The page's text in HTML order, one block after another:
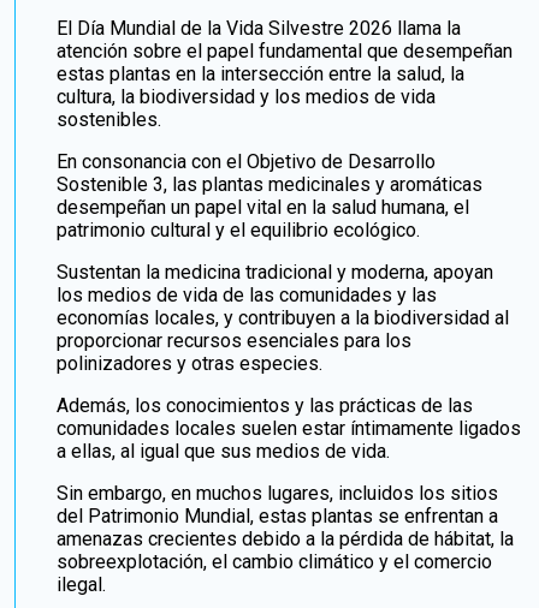
El Día Mundial de la Vida Silvestre 2026 llama la
atención sobre el papel fundamental que desempeñan
estas plantas en la intersección entre la salud, la
cultura, la biodiversidad y los medios de vida
sostenibles.
En consonancia con el Objetivo de Desarrollo
Sostenible 3, las plantas medicinales y aromáticas
desempeñan un papel vital en la salud humana, el
patrimonio cultural y el equilibrio ecológico.
Sustentan la medicina tradicional y moderna, apoyan
los medios de vida de las comunidades y las
economías locales, y contribuyen a la biodiversidad al
proporcionar recursos esenciales para los
polinizadores y otras especies.
Además, los conocimientos y las prácticas de las
comunidades locales suelen estar íntimamente ligados
a ellas, al igual que sus medios de vida.
Sin embargo, en muchos lugares, incluidos los sitios
del Patrimonio Mundial, estas plantas se enfrentan a
amenazas crecientes debido a la pérdida de hábitat, la
sobreexplotación, el cambio climático y el comercio
ilegal.